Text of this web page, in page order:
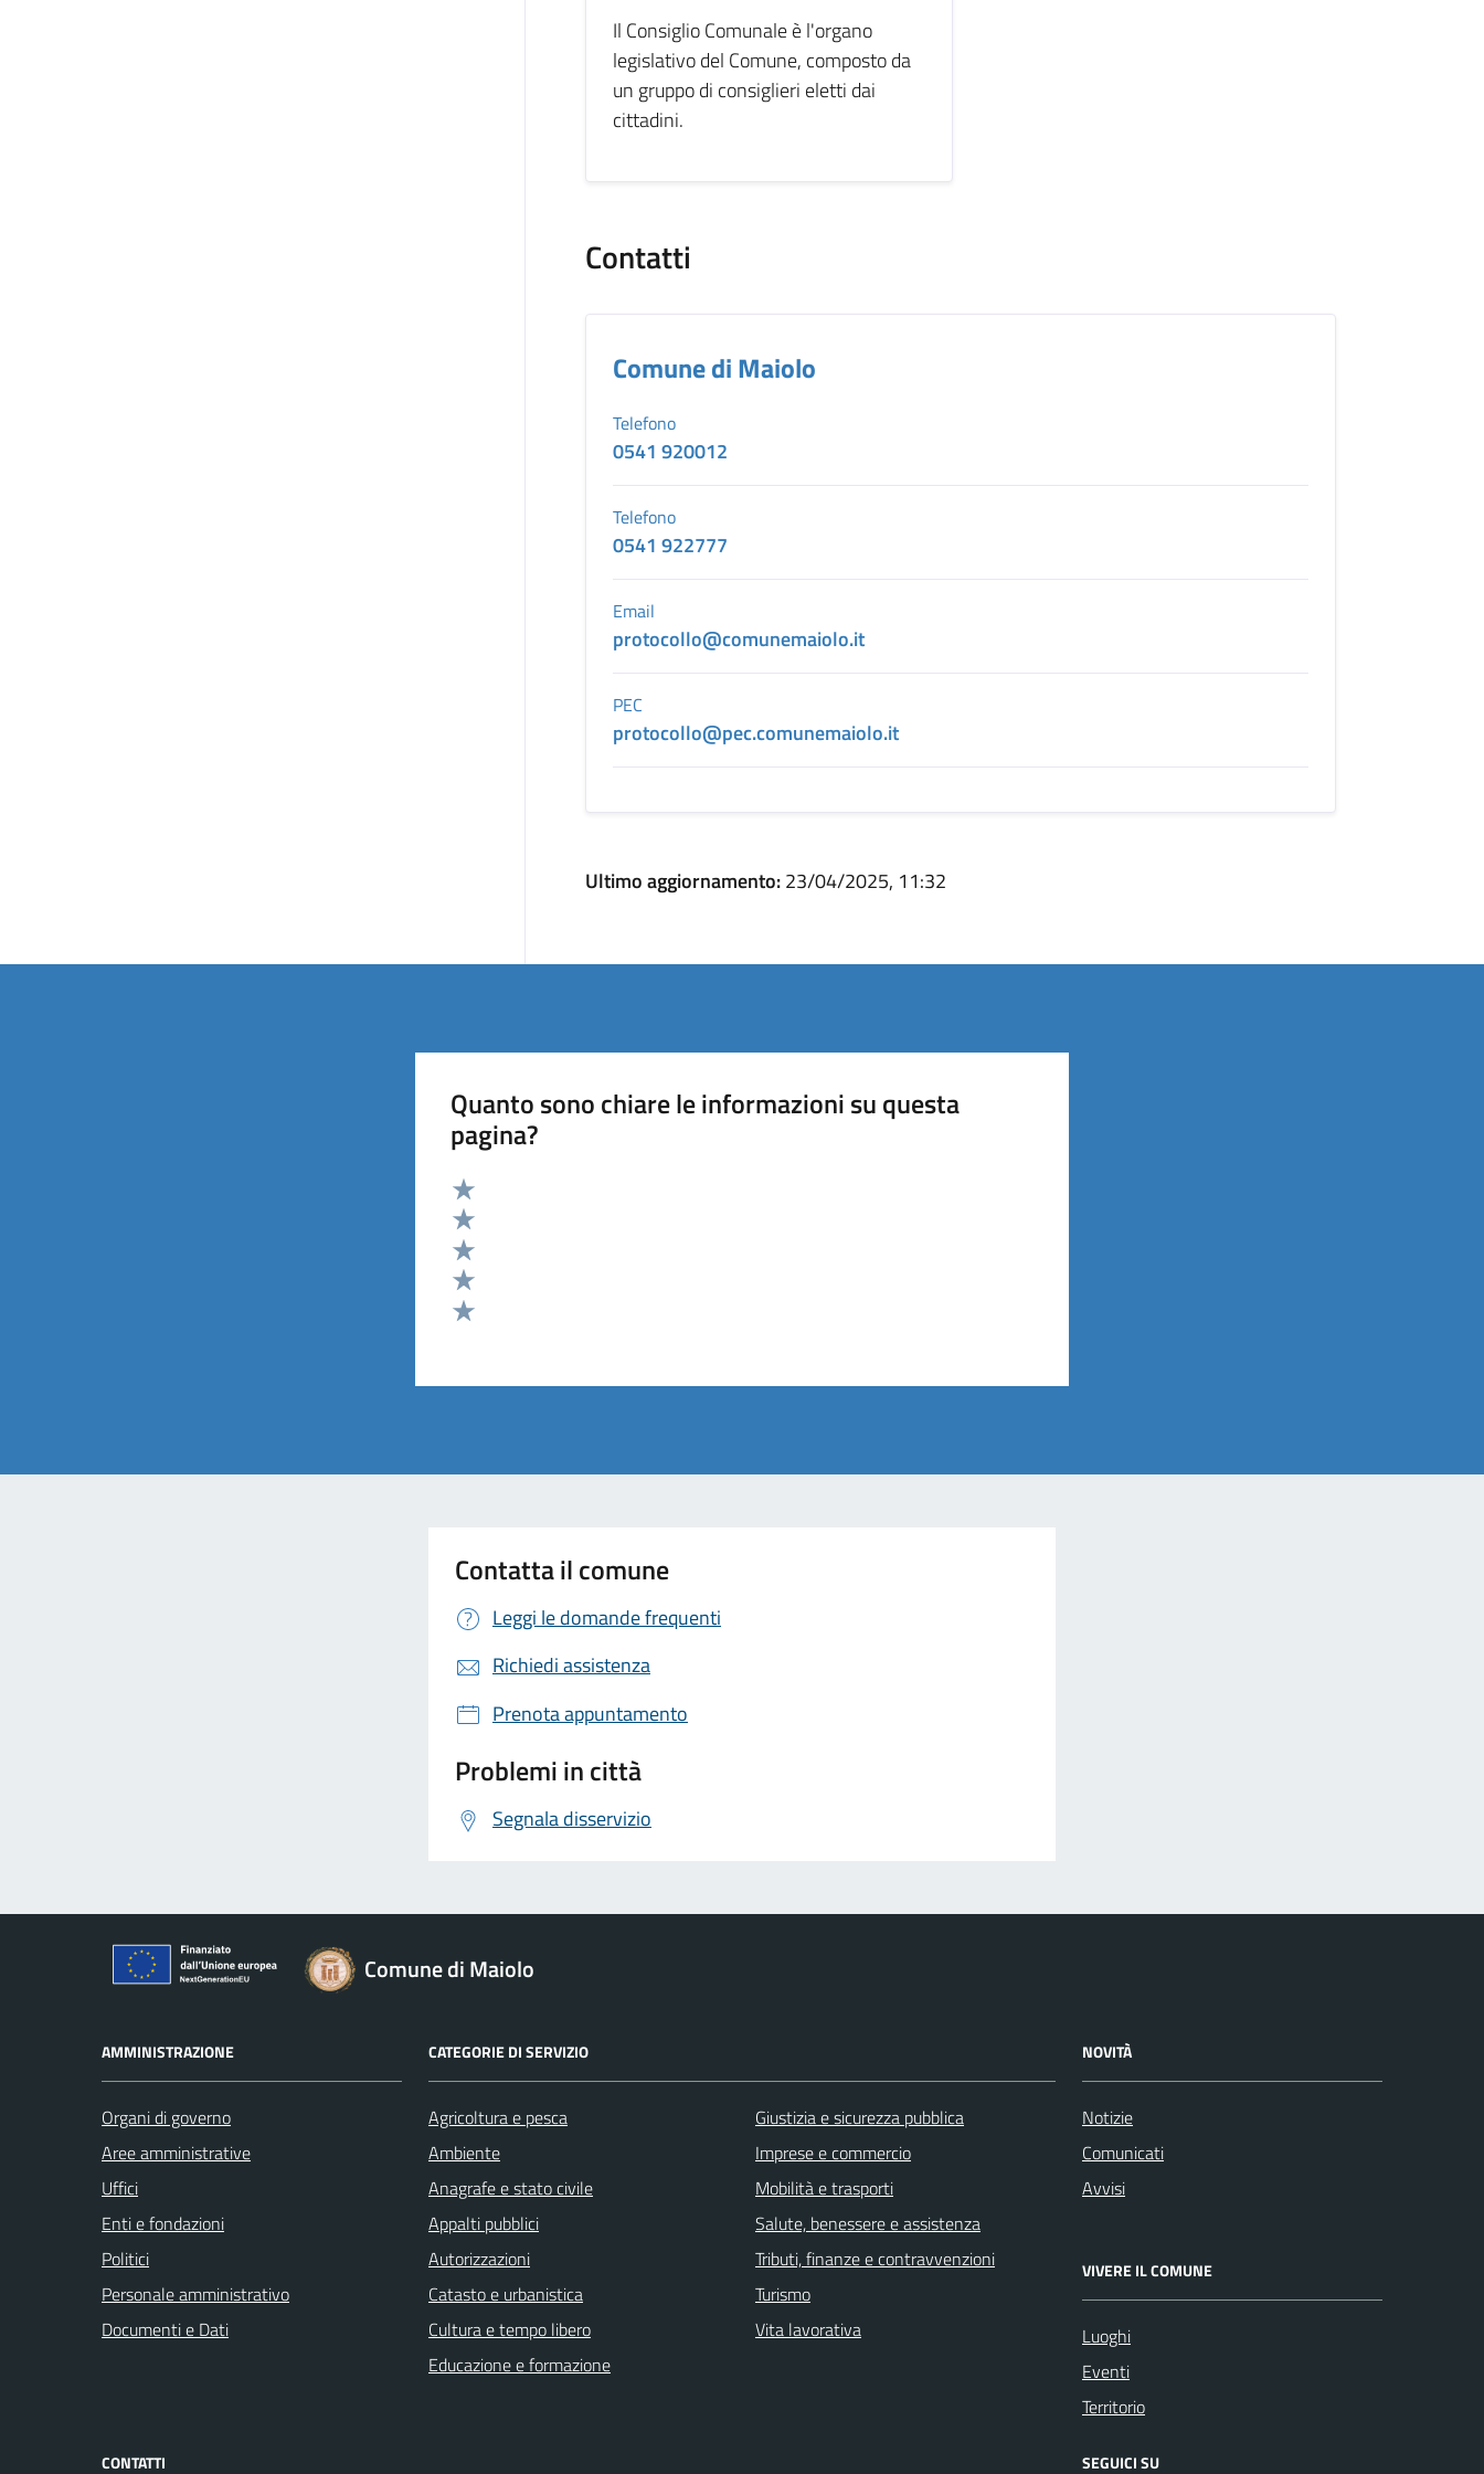
Il Consiglio Comunale è l'organo
legislativo del Comune, composto da
un gruppo di consiglieri eletti dai
cittadini.
Contatti
Comune di Maiolo
Telefono
0541 920012
Telefono
0541 922777
Email
protocollo@comunemaiolo.it
PEC
protocollo@pec.comunemaiolo.it
Ultimo aggiornamento:23/04/2025, 11:32
Quanto sono chiare le informazioni su questa
pagina?
Valuta 5 stelle su 5
Valuta 4 stelle su 5
Valuta 3 stelle su 5
Valuta 2 stelle su 5
Contatta il comune
Leggi le domande frequenti
Richiedi assistenza
Prenota appuntamento
Problemi in città
Segnala disservizio
Comune di Maiolo
AMMINISTRAZIONE
Organi di governo
Aree amministrative
Uffici
Enti e fondazioni
Politici
Personale amministrativo
Documenti e Dati
CATEGORIE DI SERVIZIO
Agricoltura e pesca
Ambiente
Anagrafe e stato civile
Appalti pubblici
Autorizzazioni
Catasto e urbanistica
Cultura e tempo libero
Educazione e formazione
Giustizia e sicurezza pubblica
Imprese e commercio
Mobilità e trasporti
Salute, benessere e assistenza
Tributi, finanze e contravvenzioni
Turismo
Vita lavorativa
NOVITÀ
Notizie
Comunicati
Avvisi
VIVERE IL COMUNE
Luoghi
Eventi
Territorio
CONTATTI SEGUICI SU